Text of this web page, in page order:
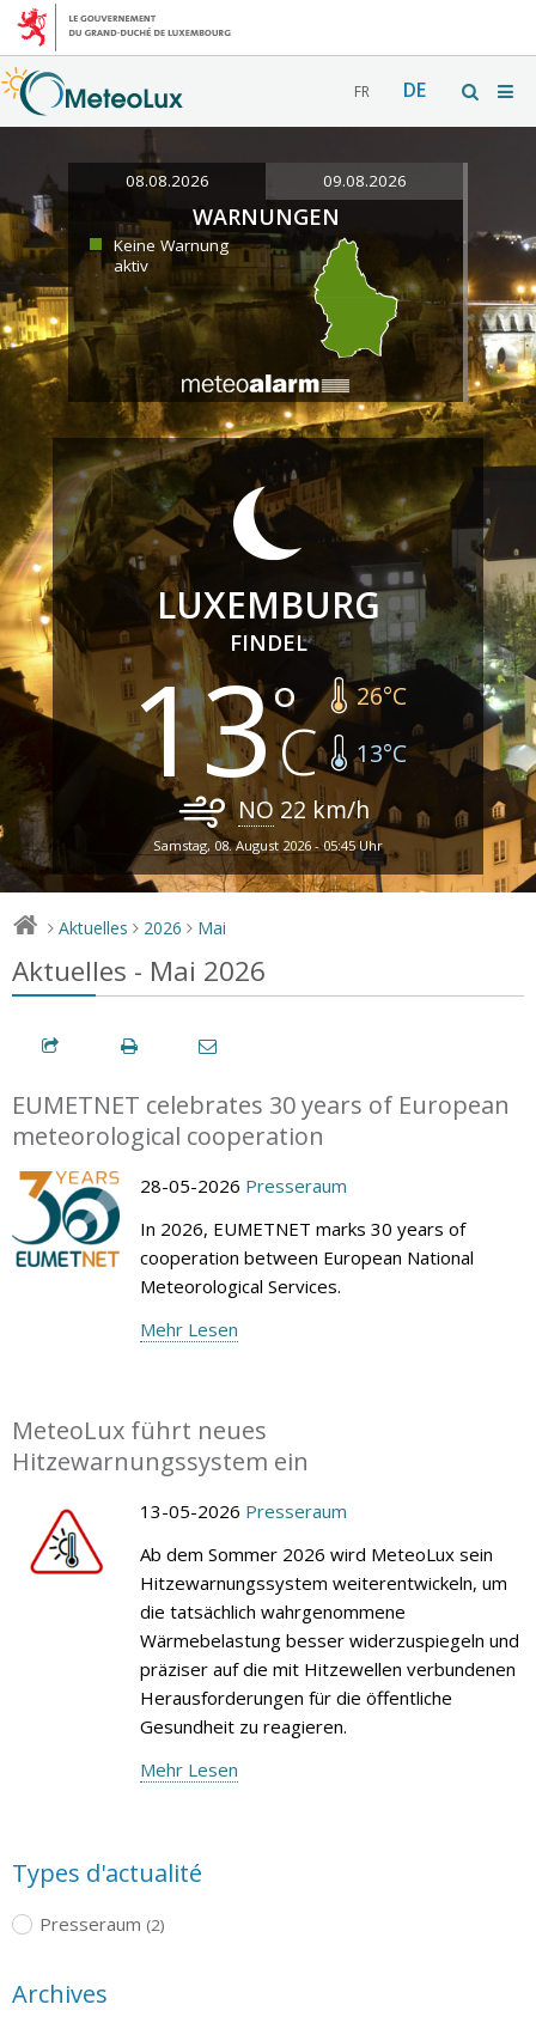
FR DE
08.08.2026 09.08.2026
WARNUNGEN
Keine Warnung
aktiv
LUXEMBURG
FINDEL
13 26°C
13°C
NO 22 km/h
Samstag, 08. August 2026 - 05:45 Uhr
> Aktuelles > 2026 > Mai
Aktuelles - Mai 2026
EUMETNET celebrates 30 years of European
meteorological cooperation
28-05-2026 Presseraum
In 2026, EUMETNET marks 30 years of
cooperation between European National
Meteorological Services.
Mehr Lesen
MeteoLux führt neues
Hitzewarnungssystem ein
13-05-2026 Presseraum
Ab dem Sommer 2026 wird MeteoLux sein
Hitzewarnungssystem weiterentwickeln, um
die tatsächlich wahrgenommene
Wärmebelastung besser widerzuspiegeln und
präziser auf die mit Hitzewellen verbundenen
Herausforderungen für die öffentliche
Gesundheit zu reagieren.
Mehr Lesen
Types d'actualité
Presseraum (2)
Archives